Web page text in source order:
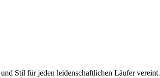
Stil für jeden leidenschaftlichen Läufer vereint.